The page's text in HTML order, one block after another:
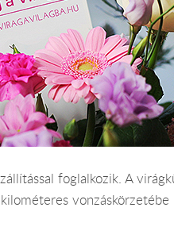
foglalkozik. A